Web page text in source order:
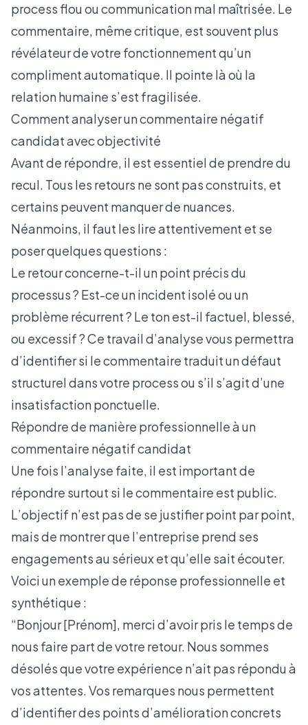
process flou ou communication mal maîtrisée. Le
commentaire, même critique, est souvent plus
révélateur de votre fonctionnement qu’un
compliment automatique. Il pointe là où la
relation humaine s’est fragilisée.
Comment analyser un commentaire négatif
candidat avec objectivité
Avant de répondre, il est essentiel de prendre du
recul. Tous les retours ne sont pas construits, et
certains peuvent manquer de nuances.
Néanmoins, il faut les lire attentivement et se
poser quelques questions :
Le retour concerne-t-il un point précis du
processus ? Est-ce un incident isolé ou un
problème récurrent ? Le ton est-il factuel, blessé,
ou excessif ? Ce travail d’analyse vous permettra
d’identifier si le commentaire traduit un défaut
structurel dans votre process ou s’il s’agit d’une
insatisfaction ponctuelle.
Répondre de manière professionnelle à un
commentaire négatif candidat
Une fois l’analyse faite, il est important de
répondre surtout si le commentaire est public.
L’objectif n’est pas de se justifier point par point,
mais de montrer que l’entreprise prend ses
engagements au sérieux et qu’elle sait écouter.
Voici un exemple de réponse professionnelle et
synthétique :
“Bonjour [Prénom], merci d’avoir pris le temps de
nous faire part de votre retour. Nous sommes
désolés que votre expérience n’ait pas répondu à
vos attentes. Vos remarques nous permettent
d’identifier des points d’amélioration concrets